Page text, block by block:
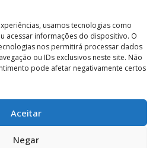
usamos tecnologias como
acessar informações do dispositivo. O
nos permitirá processar dados
ou IDs exclusivos neste site. Não
pode afetar negativamente certos
Aceitar
Negar
Nossa Sede
Política de privacidade